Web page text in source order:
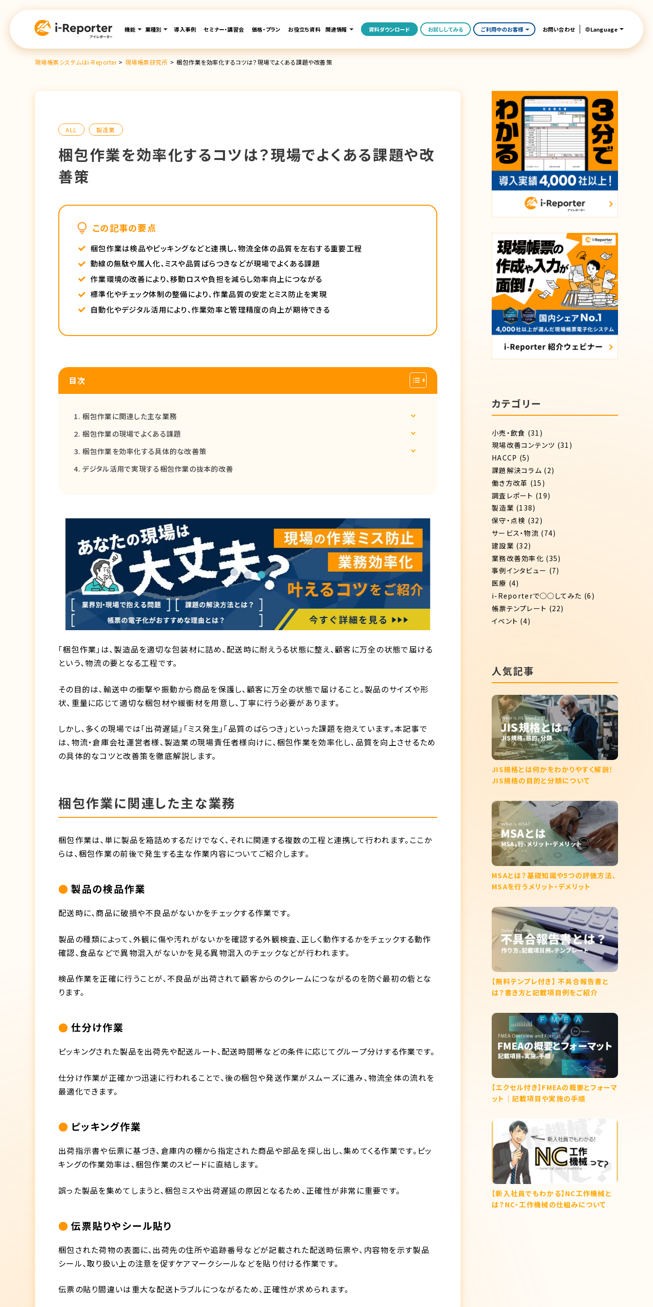
機能 業種別 導入事例 セミナー・講習会 価格・プラン お役立ち資料 関連情報 資料ダウンロード お試ししてみる ご利用中のお客様 お問い合わせ Language
現場帳票システムはi-Reporter> 現場帳票研究所 >梱包作業を効率化するコツは？現場でよくある課題や改善策
ALL 製造業
梱包作業を効率化するコツは？現場でよくある課題や改
善策
この記事の要点
梱包作業は検品やピッキングなどと連携し、物流全体の品質を左右する重要工程
動線の無駄や属人化、ミスや品質ばらつきなどが現場でよくある課題
作業環境の改善により、移動ロスや負担を減らし効率向上につながる
標準化やチェック体制の整備により、作業品質の安定とミス防止を実現
自動化やデジタル活用により、作業効率と管理精度の向上が期待できる
目次
梱包作業に関連した主な業務
梱包作業の現場でよくある課題
梱包作業を効率化する具体的な改善策
デジタル活用で実現する梱包作業の抜本的改善
「梱包作業」は、製造品を適切な包装材に詰め、配送時に耐えうる状態に整え、顧客に万全の状態で届ける
という、物流の要となる工程です。
その目的は、輸送中の衝撃や振動から商品を保護し、顧客に万全の状態で届けること。製品のサイズや形
状、重量に応じて適切な梱包材や緩衝材を用意し、丁寧に行う必要があります。
しかし、多くの現場では「出荷遅延」「ミス発生」「品質のばらつき」といった課題を抱えています。本記事で
は、物流・倉庫会社運営者様、製造業の現場責任者様向けに、梱包作業を効率化し、品質を向上させるため
の具体的なコツと改善策を徹底解説します。
梱包作業に関連した主な業務
梱包作業は、単に製品を箱詰めするだけでなく、それに関連する複数の工程と連携して行われます。ここか
らは、梱包作業の前後で発生する主な作業内容についてご紹介します。
製品の検品作業
配送時に、商品に破損や不良品がないかをチェックする作業です。
製品の種類によって、外観に傷や汚れがないかを確認する外観検査、正しく動作するかをチェックする動作
確認、食品などで異物混入がないかを見る異物混入のチェックなどが行われます。
検品作業を正確に行うことが、不良品が出荷されて顧客からのクレームにつながるのを防ぐ最初の砦とな
ります。
仕分け作業
ピッキングされた製品を出荷先や配送ルート、配送時間帯などの条件に応じてグループ分けする作業です。
仕分け作業が正確かつ迅速に行われることで、後の梱包や発送作業がスムーズに進み、物流全体の流れを
最適化できます。
ピッキング作業
出荷指示書や伝票に基づき、倉庫内の棚から指定された商品や部品を探し出し、集めてくる作業です。ピッ
キングの作業効率は、梱包作業のスピードに直結します。
誤った製品を集めてしまうと、梱包ミスや出荷遅延の原因となるため、正確性が非常に重要です。
伝票貼りやシール貼り
梱包された荷物の表面に、出荷先の住所や追跡番号などが記載された配送時伝票や、内容物を示す製品
シール、取り扱い上の注意を促すケアマークシールなどを貼り付ける作業です。
伝票の貼り間違いは重大な配送トラブルにつながるため、正確性が求められます。
カテゴリー
小売・飲食 (31)
現場改善コンテンツ (31)
HACCP (5)
課題解決コラム (2)
働き方改革 (15)
調査レポート (19)
製造業 (138)
保守・点検 (32)
サービス・物流 (74)
建設業 (32)
業務改善効率化 (35)
事例インタビュー (7)
医療 (4)
i-Reporterで◯◯してみた (6)
帳票テンプレート (22)
イベント (4)
人気記事
JIS規格とは何かをわかりやすく解説！
JIS規格の目的と分類について
MSAとは？基礎知識や5つの評価方法、
MSAを行うメリット・デメリット
【無料テンプレ付き】 不具合報告書と
は？書き方と記載項目例をご紹介
【エクセル付き】FMEAの概要とフォーマ
ット｜記載項目や実施の手順
【新入社員でもわかる】NC工作機械と
は？NC・工作機械の仕組みについて